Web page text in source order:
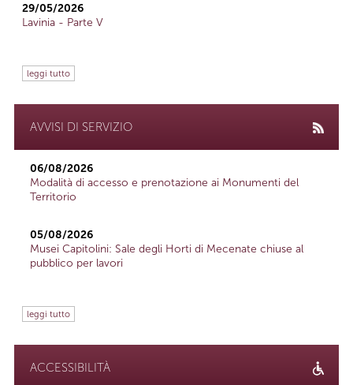
29/05/2026
Lavinia - Parte V
leggi tutto
AVVISI DI SERVIZIO
06/08/2026
Modalità di accesso e prenotazione ai Monumenti del
Territorio
05/08/2026
Musei Capitolini: Sale degli Horti di Mecenate chiuse al
pubblico per lavori
leggi tutto
ACCESSIBILITÀ